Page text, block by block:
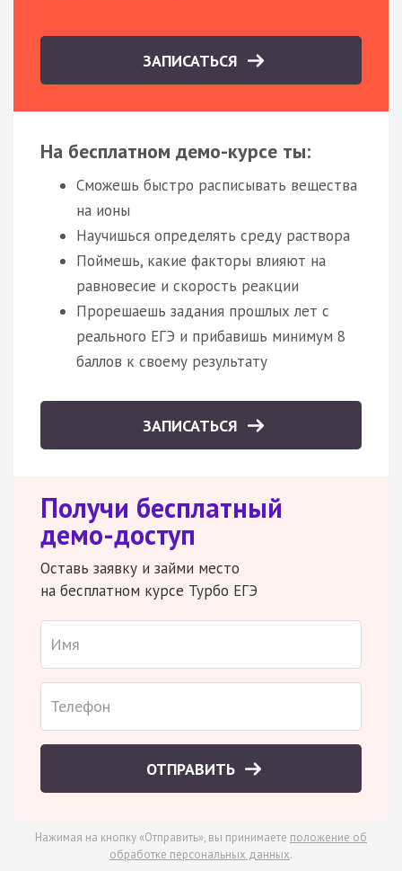
ЗАПИСАТЬСЯ
На бесплатном демо-курсе ты:
Сможешь быстро расписывать вещества
на ионы
Научишься определять среду раствора
Поймешь, какие факторы влияют на
равновесие и скорость реакции
Прорешаешь задания прошлых лет с
реального ЕГЭ и прибавишь минимум 8
баллов к своему результату
ЗАПИСАТЬСЯ
Получи бесплатный
демо-доступ
Оставь заявку и займи место
на бесплатном курсе Турбо ЕГЭ
ОТПРАВИТЬ
Нажимая на кнопку «Отправить», вы принимаете положение об
обработке персональных данных.